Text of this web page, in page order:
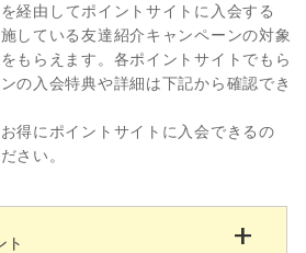
経由してポイントサイトに入会する
している友達紹介キャンペーンの対象
もらえます。各ポイントサイトでもら
の入会特典や詳細は下記から確認でき
得にポイントサイトに入会できるの
さい。
ト